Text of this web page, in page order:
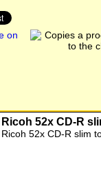
Ricoh 52x CD-R
Ricoh 52x CD-R slim